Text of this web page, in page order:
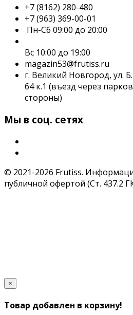
+7 (8162) 280-480
+7 (963) 369-00-01
Пн-Сб 09:00 до 20:00
Вс 10:00 до 19:00
magazin53@frutiss.ru
г. Великий Новгород, ул.
64 к.1 (въезд через
стороны)
Мы в соц. сетях
© 2021-2026 Frutiss.
публичной офертой (Ст. 437.2
×
Товар добавлен в корзину!